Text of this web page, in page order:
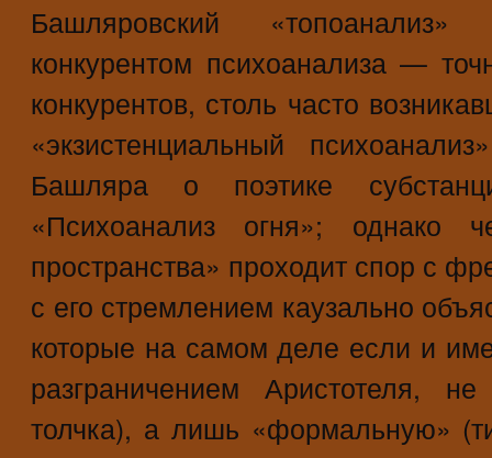
Башляровский «топоанализ»
конкурентом психоанализа —
конкурентов, столь часто
«экзистенциальный
Башляра о поэтике
«Психоанализ огня»; однако
пространства» проходит спор с
с его стремлением каузально
которые на самом деле если и
разграничением Аристотеля,
толчка), а лишь «формальную»